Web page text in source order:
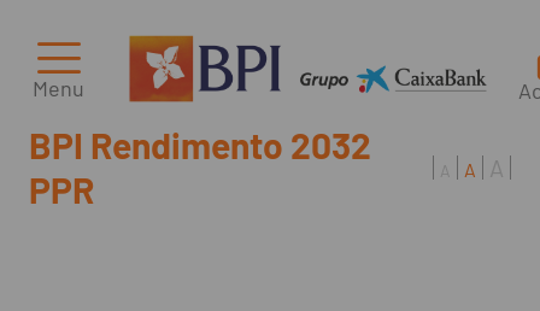
Menu
BPI Rendimento 2032
PPR
A A A